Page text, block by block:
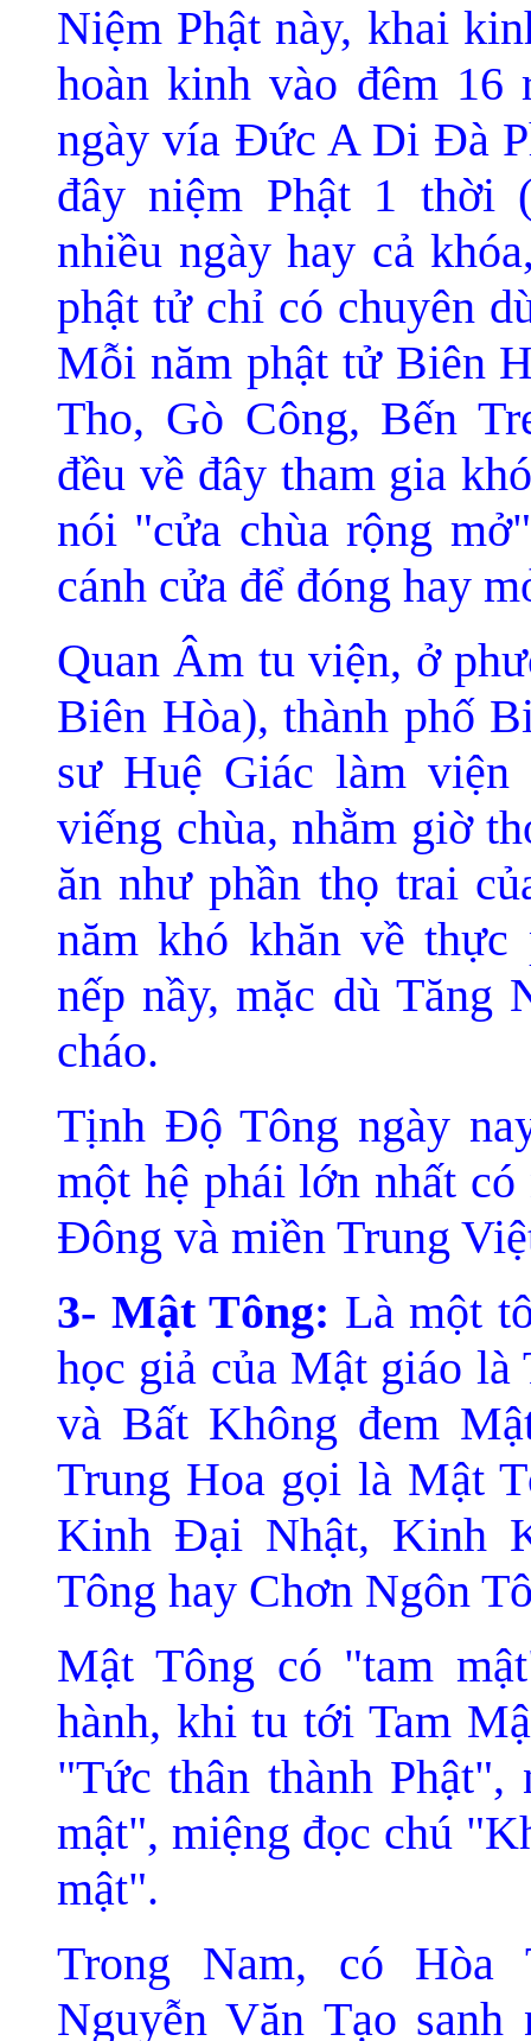
Niệm Phật này, khai
hoàn kinh vào đêm 16
ngày vía Ðức A Di Ðà
đây niệm Phật 1 thời
nhiều ngày hay cả
phật tử chỉ có chuyên
Mỗi năm phật tử Biên
Tho, Gò Công, Bến
đều về đây tham gia
nói "cửa chùa rộng
cánh cửa để đóng hay
Quan Âm tu viện, ở
Biên Hòa), thành phố
sư Huệ Giác làm viện
viếng chùa, nhằm giờ
ăn như phần thọ trai
năm khó khăn về
nếp nầy, mặc dù Tăng
cháo.
Tịnh Độ Tông ngày
một hệ phái lớn nhất
Đông và miền Trung
3- Mật Tông: Là một
học giả của Mật giáo là
và Bất Không đem
Trung Hoa gọi là Mật
Kinh Ðại Nhật, Kinh
Tông hay Chơn Ngôn
Mật Tông có "tam
hành, khi tu tới Tam
"Tức thân thành
mật", miệng đọc chú
mật".
Trong Nam, có Hòa
Nguyễn Văn Tạo